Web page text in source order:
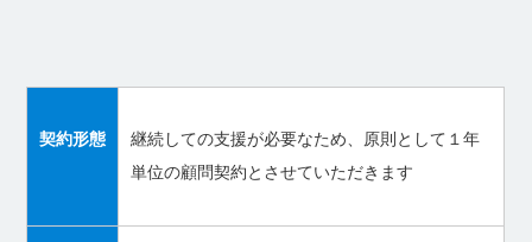
契約形態
継続しての支援が必要なため、原則として１年
単位の顧問契約とさせていただきます